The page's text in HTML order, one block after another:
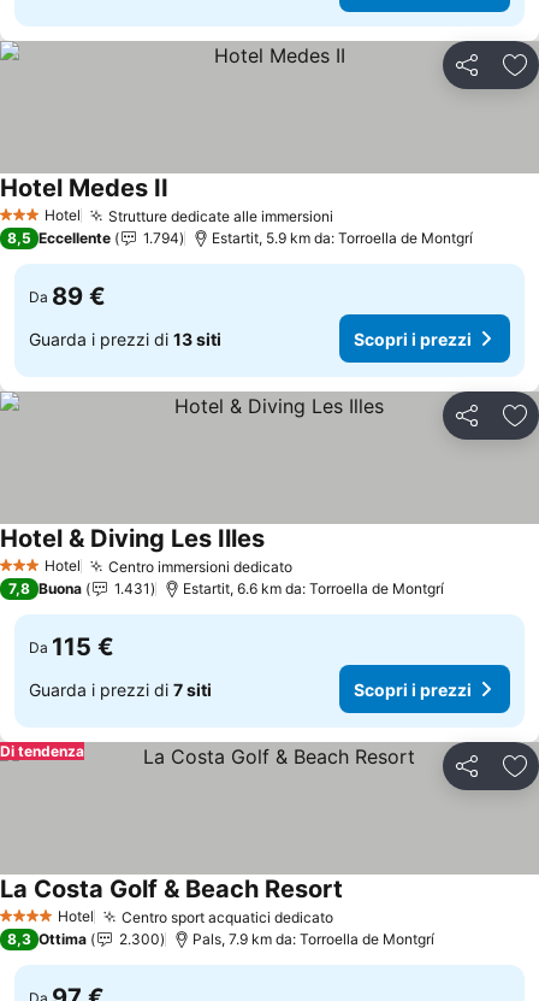
Condividi
3 StelleHotel Strutture dedicate alle immersioni
Hotel Medes II
8,5 Eccellente 1.794 Estartit, 5.9 km da: Torroella de Montgrí
Da 89 €
Guarda i prezzi di 13 siti Scopri i prezzi
Condividi
3 StelleHotel Centro immersioni dedicatoScopri i prezzi
Hotel & Diving Les IllesScopri i prezzi
7,8 Buona 1.431 Estartit, 6.6 km da: Torroella de Montgrí
Da 115 €
Guarda i prezzi di 7 siti Scopri i prezzi
Condividi
Di tendenza
4 Stelle Hotel Centro sport acquatici dedicatoScopri i prezzi
La Costa Golf & Beach Resort
8,3 Ottima 2.300 Pals, 7.9 km da: Torroella de Montgrí
Da